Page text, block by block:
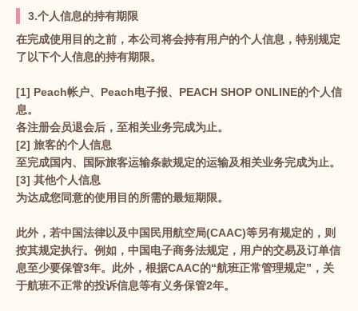
3.个人信息的持有期限
在完成使用目的之前，本公司将会持有用户的个人信息，特别规定
了以下个人信息的持有期限。
[1] Peach帐户、Peach电子报、PEACH SHOP ONLINE的个人信
息。
各注册会员退会后，至相关业务完成为止。
[2] 旅客的个人信息
至完成国内、国际旅客运输条款规定的运输及相关业务完成为止。
[3] 其他个人信息
为达成您同意的使用目的所需的最短期限。
此外，若中国法律以及中国民用航空局(CAAC)等另有规定的，则
按其规定执行。例如，中国电子商务法规定，用户的交易及订单信
息至少要保管3年。此外，根据CAAC的“航班正常管理规定”，关
于航班不正常的投诉信息等有义务保管2年。